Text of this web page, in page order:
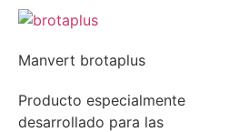
Manvert brotaplus
Producto especialmente
desarrollado para las